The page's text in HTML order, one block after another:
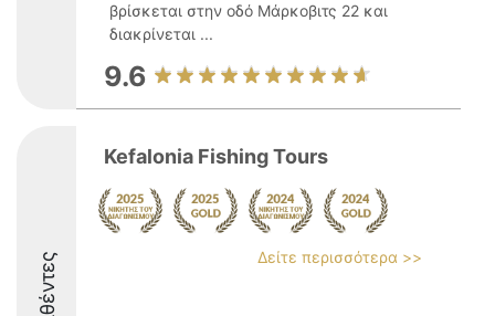
βρίσκεται στην οδό Μάρκοβιτς 22 και
διακρίνεται ...
9.6
Kefalonia Fishing Tours
Δείτε περισσότερα >>